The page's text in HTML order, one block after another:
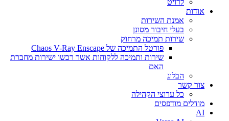
לרויט
אודות
אמנת השירות
בעלי חיבור מסונן
שירות תמיכה מרחוק
פורטל התמיכה של Chaos V-Ray Enscape
שירות ותמיכה ללקוחות אשר רכשו ישירות מחברת
האם
הבלוג
צור קשר
כל ערוצי הקהילה
מודלים מודפסים
AI